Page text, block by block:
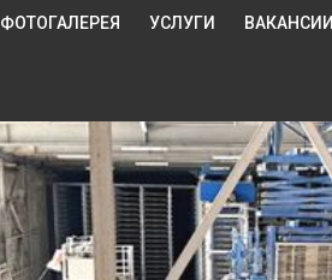
ФОТОГАЛЕРЕЯ УСЛУГИ